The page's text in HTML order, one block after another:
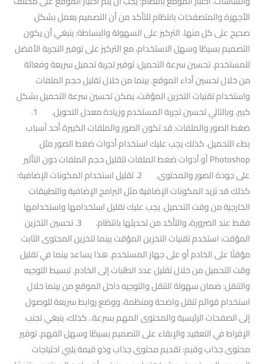
الأجهزة والمتصفحات بانتظام للتأكد من أن التصميم يعمل بشكل
صحيح على كل منها. التركيز على السهولة والبساطة: ينبغي أن يكون
التصميم بسيطًا وسهل الاستخدام، مع التركيز على توفير التجربة الأفضل
للمستخدم. تحسين سرعة التحميل: توفير تجربة تحميل سريعة وفعالة
من خلال تحسين أداء الموقع. بينما من خلال تقليل حجم الملفات
واستخدام تقنيات التخزين المؤقت، يمكن تحسين سرعة التحميل بشكل
كبير، وبالتالي تحسين تجربة المستخدم وزيادة معدل التحويل. 1.
ضغط الصور والملفات: قد تكون الصور والملفات الكبيرة أحد أسباب
بطء التحميل. كذلك يجب عليك استخدام أدوات ضغط الصور مثل
Photoshop أو أدوات ضغط الملفات لتقليل حجم الملفات دون التأثير
على جودة الصور والمحتوى. 2. تقليل استخدام المكونات الإضافية:
كذلك قد تزيد المكونات الإضافية مثل البرامج الإضافية والتطبيقات
الخارجية من وقت التحميل. يجب عليك تقليل استخدامها واستخدامها
فقط عند الضرورة، والتأكد من تحديثها بانتظام. 3. تحسين التخزين
المؤقت: استخدم تقنيات التخزين المؤقت بينما لتخزين المحتوى الثابت
مؤقتًا على الخادم أو على جهاز المستخدم. هذا يساعد بينما في تقليل
وقت التحميل من خلال تقليل عدد الطلبات إلى الخادم. تبسيط التوجيه
والتنقل: ضمان سهولة التنقل والتوجيه داخل الموقع من بينما خلال
استخدام قوائم تنقل واضحة ومنظمة، ووضع روابط سريعة للوصول
إلى الصفحات الرئيسية والمحتوى المهم بسرعة.. كذلك، ينبغي تجنب
الإفراط في التعقيد والإبقاء على التصميم بسيطًا وسهل الفهم. توفير
محتوى جذاب وقيم: تقديم محتوى جذاب وذو قيمة يلبي احتياجات